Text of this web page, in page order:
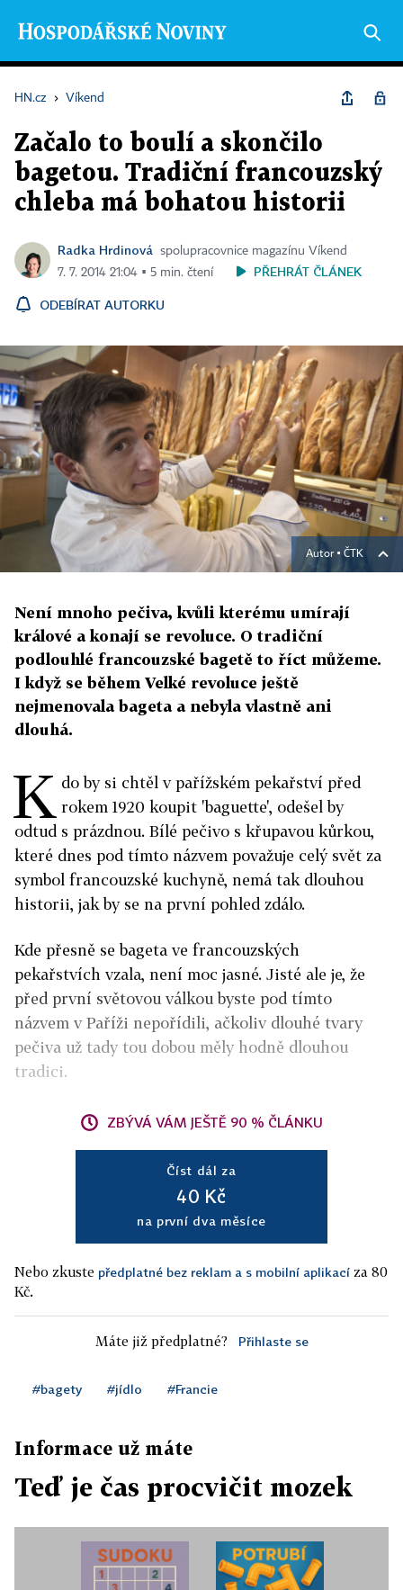
HN.cz › Víkend
Začalo to boulí a skončilo
bagetou. Tradiční francouzský
chleba má bohatou historii
Radka Hrdinová
spolupracovnice magazínu Víkend
7. 7. 2014 21:04 ▪ 5 min. čtení
PŘEHRÁT ČLÁNEK
ODEBÍRAT AUTORKU
Autor ▪ ČTK
Není mnoho pečiva, kvůli kterému umírají
králové a konají se revoluce. O tradiční
podlouhlé francouzské bagetě to říct můžeme.
I když se během Velké revoluce ještě
nejmenovala bageta a nebyla vlastně ani
dlouhá.
K do by si chtěl v pařížském pekařství před
rokem 1920 koupit 'baguette', odešel by
odtud s prázdnou. Bílé pečivo s křupavou kůrkou,
které dnes pod tímto názvem považuje celý svět za
symbol francouzské kuchyně, nemá tak dlouhou
historii, jak by se na první pohled zdálo.
Kde přesně se bageta ve francouzských
pekařstvích vzala, není moc jasné. Jisté ale je, že
před první světovou válkou byste pod tímto
názvem v Paříži nepořídili, ačkoliv dlouhé tvary
pečiva už tady tou dobou měly hodně dlouhou
tradici.
ZBÝVÁ VÁM JEŠTĚ 90 % ČLÁNKU
Číst dál za
40 Kč
na první dva měsíce
Nebo zkuste předplatné bez reklam a s mobilní aplikací za 80
Kč.
Máte již předplatné? Přihlaste se
#bagety #jídlo #Francie
Informace už máte
Teď je čas procvičit mozek